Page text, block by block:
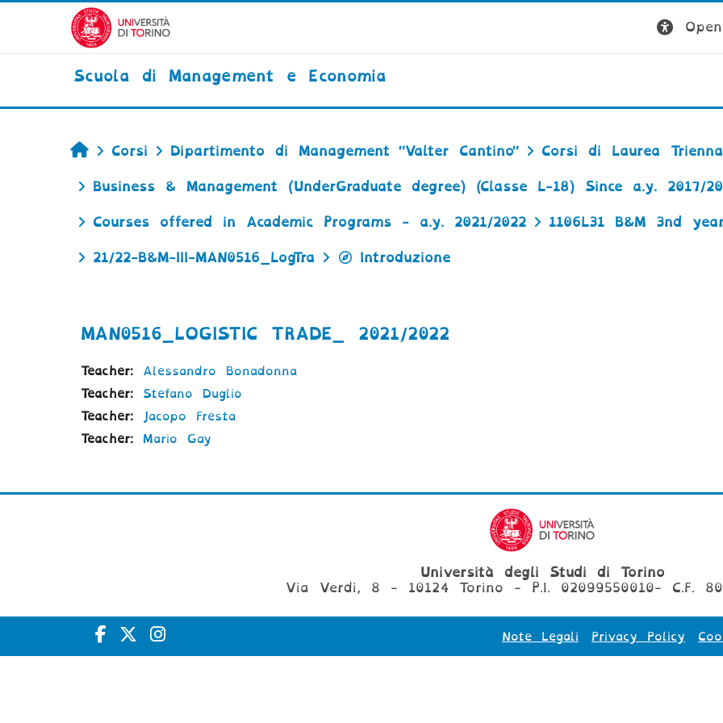
Vai al contenuto principale
Scuola di Management e Economia
Home
Corsi Dipartimento di Management "Valter Cantino" Corsi di Laurea
Business & Management (UnderGraduate degree) (Classe L-18) Since a.y. 2017/
Courses offered in Academic Programs - a.y. 2021/2022 1106L31 B&M 3nd
21/22-B&M-III-MAN0516_LogTra Introduzione
MAN0516_LOGISTIC TRADE_ 2021/2022
Teacher: Alessandro Bonadonna
Teacher: Stefano Duglio
Teacher:
Jacopo Fresta
Teacher: Mario Gay
Università degli Studi di Torino
Via Verdi, 8 - 10124 Torino - P.I. 02099550010- C.F.
Note Legali Privacy Policy